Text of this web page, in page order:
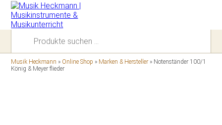
Musik Heckmann » Online Shop » Marken & Hersteller » Notenständer 100/1
König & Meyer flieder